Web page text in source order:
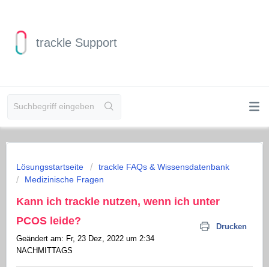
trackle Support
Lösungsstartseite
trackle FAQs & Wissensdatenbank
Medizinische Fragen
Kann ich trackle nutzen, wenn ich unter
PCOS leide?
Drucken
Geändert am: Fr, 23 Dez, 2022 um 2:34
NACHMITTAGS